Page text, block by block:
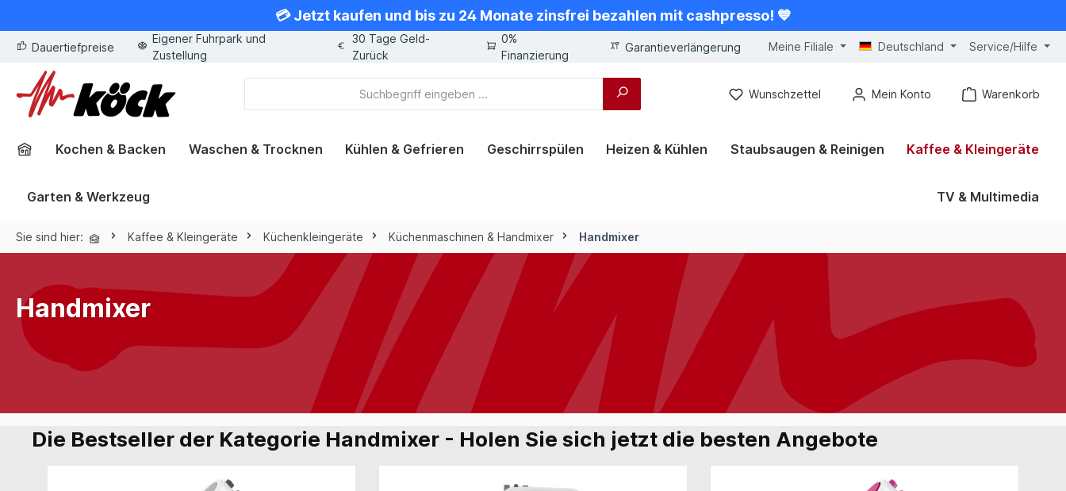
💳 Jetzt kaufen und bis zu 24 Monate zinsfrei bezahlen mit cashpresso! 💙
Dauertiefpreise
Eigener Fuhrpark und
Zustellung
30 Tage Geld-
Zurück
0%
Finanzierung
Garantieverlängerung Meine Filiale Deutschland Service/Hilfe
Wunschzettel Mein Konto Warenkorb
Kochen & Backen Waschen & Trocknen Kühlen & Gefrieren Geschirrspülen Heizen & Kühlen Staubsaugen & Reinigen Kaffee & Kleingeräte
Garten & Werkzeug TV & Multimedia
Sie sind hier: Kaffee & Kleingeräte Küchenkleingeräte Küchenmaschinen & Handmixer Handmixer
Handmixer
Die Bestseller der Kategorie Handmixer - Holen Sie sich jetzt die besten Angebote